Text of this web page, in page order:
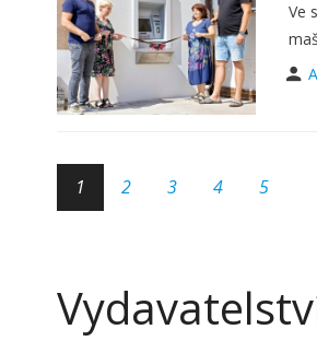
Ve
1 2 3 4 5